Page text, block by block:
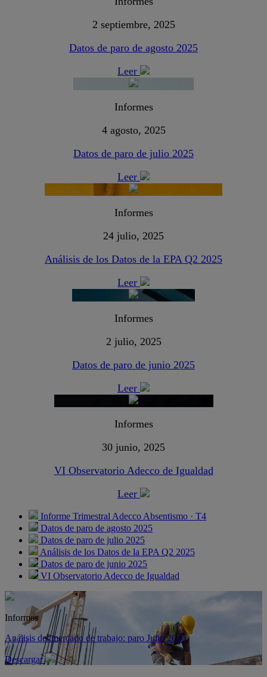
2 septiembre, 2025
Datos de paro de agosto 2025
Leer
Informes
4 agosto, 2025
Datos de paro de julio 2025
Leer
Informes
24 julio, 2025
Análisis de los Datos de la EPA Q2 2025
Leer
Informes
2 julio, 2025
Datos de paro de junio 2025
Leer
Informes
30 junio, 2025
VI Observatorio Adecco de Igualdad
Leer
Informe Trimestral Adecco Absentismo · T4
Datos de paro de agosto 2025
Datos de paro de julio 2025
Análisis de los Datos de la EPA Q2 2025
Datos de paro de junio 2025
VI Observatorio Adecco de Igualdad
Informes
Análisis del mercado de trabajo: paro Julio 2026
Descargar